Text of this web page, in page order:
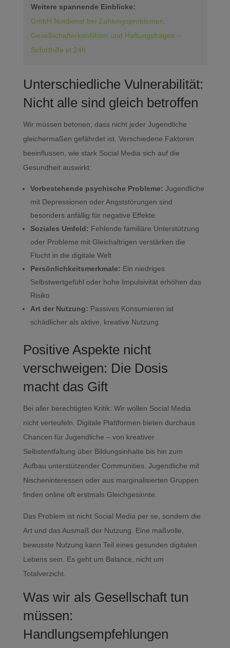
Weitere spannende Einblicke:
GmbH Notdienst bei Zahlungsproblemen,
Gesellschafterkonflikten und Haftungsfragen –
Soforthilfe in 24h
Unterschiedliche Vulnerabilität:
Nicht alle sind gleich betroffen
Wir müssen betonen, dass nicht jeder Jugendliche
gleichermaßen gefährdet ist. Verschiedene Faktoren
beeinflussen, wie stark Social Media sich auf die
Gesundheit auswirkt:
Vorbestehende psychische Probleme: Jugendliche
mit Depressionen oder Angststörungen sind
besonders anfällig für negative Effekte
Soziales Umfeld: Fehlende familiäre Unterstützung
oder Probleme mit Gleichaltrigen verstärken die
Flucht in die digitale Welt
Persönlichkeitsmerkmale: Ein niedriges
Selbstwertgefühl oder hohe Impulsivität erhöhen das
Risiko
Art der Nutzung: Passives Konsumieren ist
schädlicher als aktive, kreative Nutzung
Positive Aspekte nicht
verschweigen: Die Dosis
macht das Gift
Bei aller berechtigten Kritik: Wir wollen Social Media
nicht verteufeln. Digitale Plattformen bieten durchaus
Chancen für Jugendliche – von kreativer
Selbstentfaltung über Bildungsinhalte bis hin zum
Aufbau unterstützender Communities. Jugendliche mit
Nischeninteressen oder aus marginalisierten Gruppen
finden online oft erstmals Gleichgesinnte.
Das Problem ist nicht Social Media per se, sondern die
Art und das Ausmaß der Nutzung. Eine maßvolle,
bewusste Nutzung kann Teil eines gesunden digitalen
Lebens sein. Es geht um Balance, nicht um
Totalverzicht.
Was wir als Gesellschaft tun
müssen:
Handlungsempfehlungen